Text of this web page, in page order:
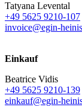
Tatyana Levental
+49 5625 9210-107
invoice@egin-
Einkauf
Beatrice Vidis
+49 5625 9210-139
einkauf@egin-